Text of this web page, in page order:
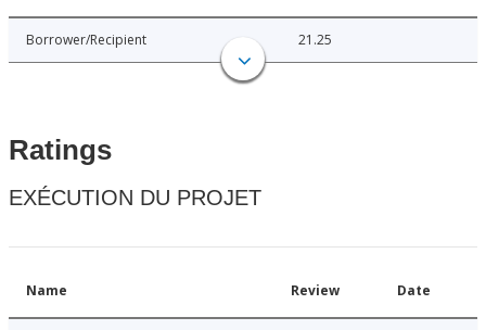
Borrower/Recipient 21.25
Ratings
EXÉCUTION DU PROJET
Name Review Date